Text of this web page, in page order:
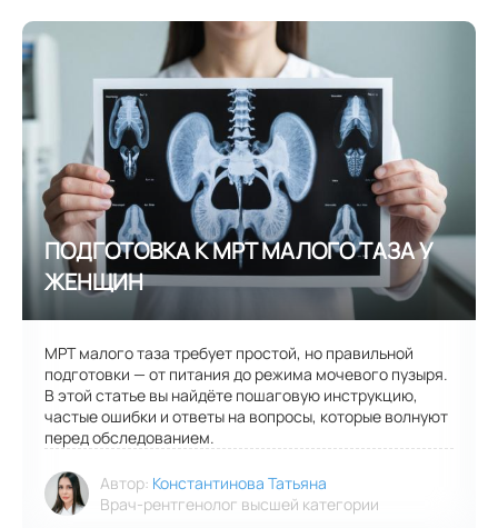
МРТ малого таза требует простой, но правильной
подготовки — от питания до режима мочевого пузыря.
В этой статье вы найдёте пошаговую инструкцию,
частые ошибки и ответы на вопросы, которые волнуют
перед обследованием.
Автор: Константинова Татьяна
Врач-рентгенолог высшей категории